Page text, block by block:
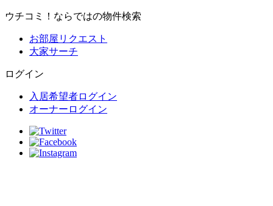
ウチコミ！ならではの物件検索
お部屋リクエスト
大家サーチ
ログイン
入居希望者ログイン
オーナーログイン